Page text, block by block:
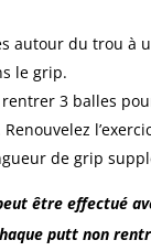
autour du trou à
le grip.
rentrer 3 balles
de grip
être effectué
putt non